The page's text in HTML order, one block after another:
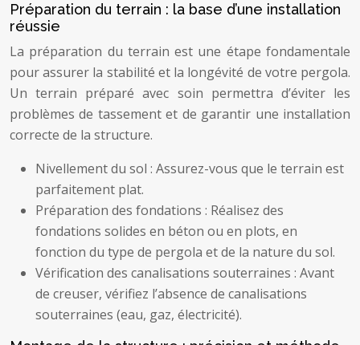
Préparation du terrain : la base d’une installation
réussie
La préparation du terrain est une étape fondamentale
pour assurer la stabilité et la longévité de votre pergola.
Un terrain préparé avec soin permettra d’éviter les
problèmes de tassement et de garantir une installation
correcte de la structure.
Nivellement du sol : Assurez-vous que le terrain est
parfaitement plat.
Préparation des fondations : Réalisez des
fondations solides en béton ou en plots, en
fonction du type de pergola et de la nature du sol.
Vérification des canalisations souterraines : Avant
de creuser, vérifiez l’absence de canalisations
souterraines (eau, gaz, électricité).